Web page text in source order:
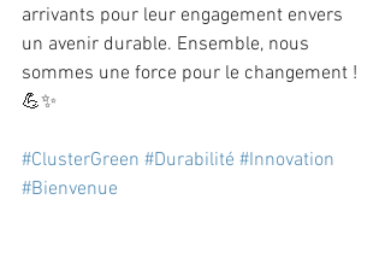
arrivants pour leur engagement envers
un avenir durable. Ensemble, nous
sommes une force pour le changement !
💪✨
#ClusterGreen #Durabilité #Innovation
#Bienvenue